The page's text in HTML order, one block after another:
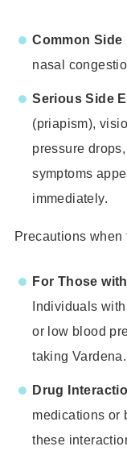
Common Side
nasal
Serious Side
(priapism),
pressure
symptoms
immediately.
Precautions when
For Those
Individuals
or low blood
taking Vardena.
Drug
medications or
these